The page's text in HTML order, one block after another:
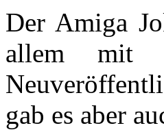
Der Amiga
allem mit
gab es aber